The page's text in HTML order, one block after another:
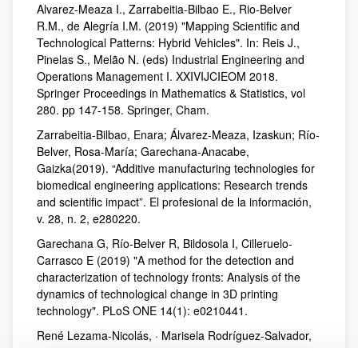
Alvarez-Meaza I., Zarrabeitia-Bilbao E., Rio-Belver
R.M., de Alegría I.M. (2019) "Mapping Scientific and
Technological Patterns: Hybrid Vehicles". In: Reis J.,
Pinelas S., Melão N. (eds) Industrial Engineering and
Operations Management I. XXIVIJCIEOM 2018.
Springer Proceedings in Mathematics & Statistics, vol
280. pp 147-158. Springer, Cham.
Zarrabeitia-Bilbao, Enara; Álvarez-Meaza, Izaskun; Río-
Belver, Rosa-María; Garechana-Anacabe,
Gaizka(2019). “Additive manufacturing technologies for
biomedical engineering applications: Research trends
and scientific impact”. El profesional de la información,
v. 28, n. 2, e280220.
Garechana G, Río-Belver R, Bildosola I, Cilleruelo-
Carrasco E (2019) "A method for the detection and
characterization of technology fronts: Analysis of the
dynamics of technological change in 3D printing
technology". PLoS ONE 14(1): e0210441.
René Lezama-Nicolás, · Marisela Rodríguez-Salvador,